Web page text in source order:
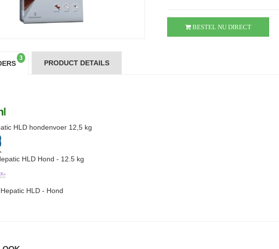
BESTEL NU DIRECT
3
PRODUCT DETAILS
HLD hondenvoer 12,5 kg
HLD Hond - 12.5 kg
HLD - Hond